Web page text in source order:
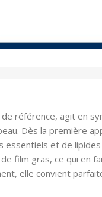
référence, agit en
Dès la première
essentiels et de
film gras, ce qui en
elle convient